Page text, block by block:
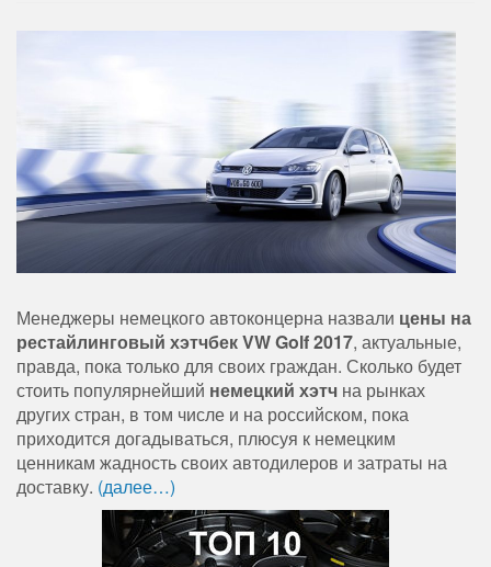
Менеджеры немецкого автоконцерна назвали цены на
рестайлинговый хэтчбек VW Golf 2017, актуальные,
правда, пока только для своих граждан. Сколько будет
стоить популярнейший немецкий хэтч на рынках
других стран, в том числе и на российском, пока
приходится догадываться, плюсуя к немецким
ценникам жадность своих автодилеров и затраты на
доставку. (далее…)